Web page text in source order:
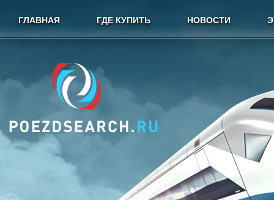
ГЛАВНАЯ ГДЕ КУПИТЬ НОВОСТИ